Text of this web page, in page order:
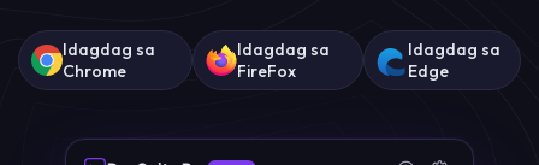
Idagdag sa
Chrome
Idagdag sa
FireFox
Idagdag sa
Edge